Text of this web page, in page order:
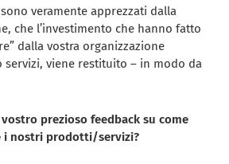
veramente apprezzati dalla
che l’investimento che hanno fatto
dalla vostra organizzazione
viene restituito – in modo da
prezioso feedback su come
i nostri prodotti/servizi?